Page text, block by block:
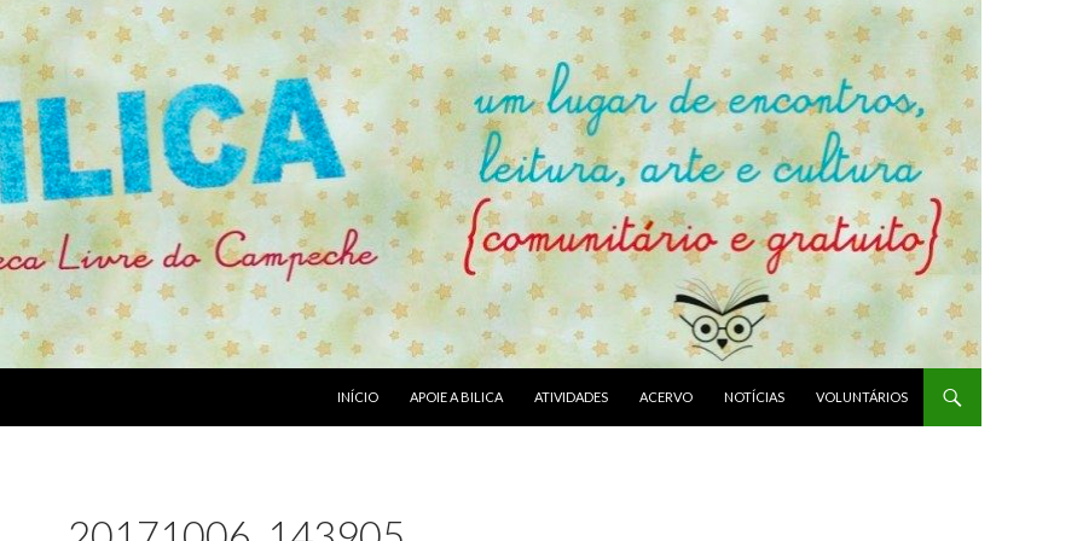
INÍCIO
APOIE A BILICA ATIVIDADES ACERVO NOTÍCIAS VOLUNTÁRIOS